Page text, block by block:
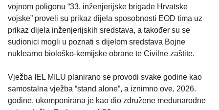
vojnom poligonu “33. inženjerijske brigade Hrvatske
vojske” proveli su prikaz dijela sposobnosti EOD tima uz
prikaz dijela inženjerijskih sredstava, a također su se
sudionici mogli u poznati s dijelom sredstava Bojne
nuklearno biološko-kemijske obrane te Civilne zaštite.
Vježba IEL MILU planirano se provodi svake godine kao
samostalna vježba “stand alone”, a iznimno ove, 2026.
godine, ukomponirana je kao dio združene međunarodne